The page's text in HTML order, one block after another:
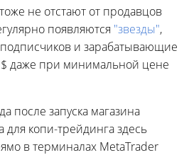
не отстают от продавцов
появляются "звезды",
и зарабатывающие
даже при минимальной цене
после запуска магазина
копи-трейдинга здесь
в терминалах MetaTrader